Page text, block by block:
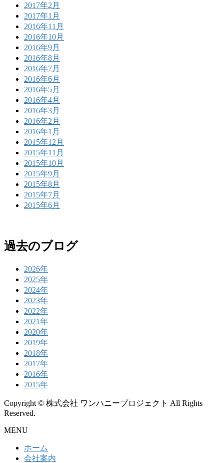
2017年2月
2017年1月
2016年11月
2016年10月
2016年9月
2016年8月
2016年7月
2016年6月
2016年5月
2016年4月
2016年3月
2016年2月
2016年1月
2015年12月
2015年11月
2015年10月
2015年9月
2015年8月
2015年7月
2015年6月
過去のブログ
2026年
2025年
2024年
2023年
2022年
2021年
2020年
2019年
2018年
2017年
2016年
2015年
Copyright © 株式会社 ワンハニープロジェクト All Rights
Reserved.
MENU
ホーム
会社案内